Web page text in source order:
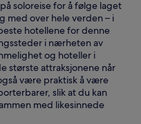
soloreise for å følge laget
med over hele verden – i
hotellene for denne
i nærheten av
og hoteller i
største attraksjonene når
være praktisk å være
slik at du kan
med likesinnede